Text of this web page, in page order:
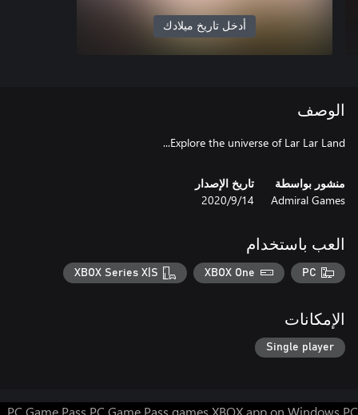
أدخل تاريخ ميلادك
الوصف
Explore the universe of Lar Lar Land...
منشور بواسطة
Admiral Games
تاريخ الإصدار
14‏/9‏/2020
العب باستخدام
PC
XBOX One
XBOX Series X|S
الإمكانات
Single player
PC Game Pass PC Game Pass games XBOX app on Windows PC